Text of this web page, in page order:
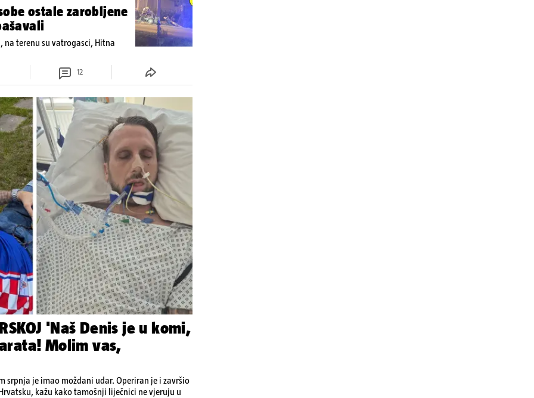
ostale zarobljene
na terenu su vatrogasci, Hitna
12
'Naš Denis je u komi,
Molim vas,
srpnja je imao moždani udar. Operiran je i završio
kažu kako tamošnji liječnici ne vjeruju u